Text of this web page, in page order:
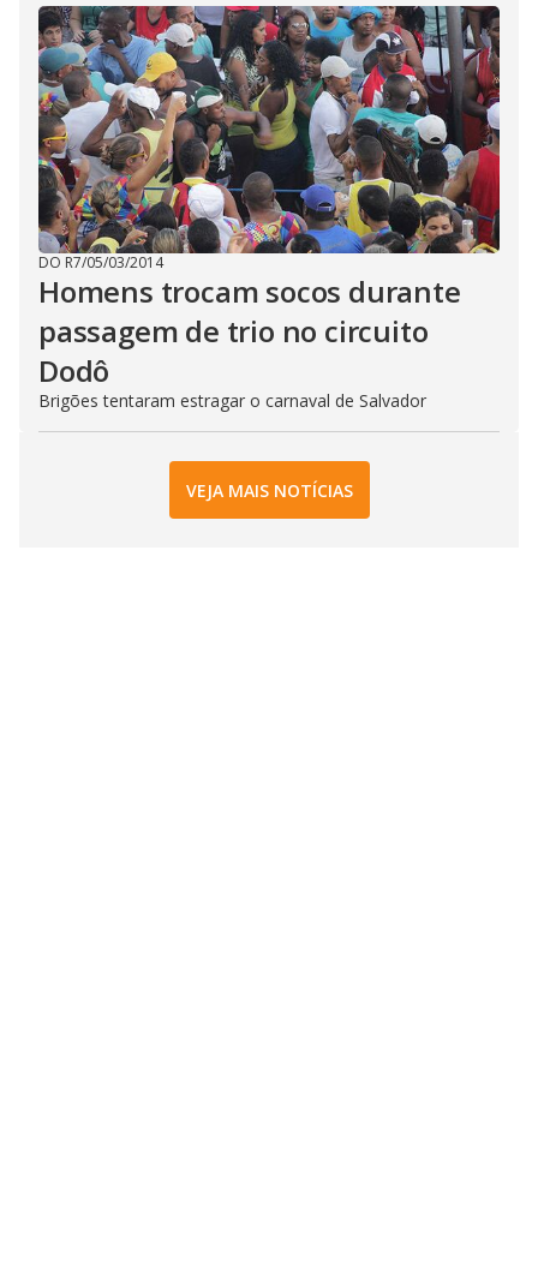
DO R7/05/03/2014
Homens trocam socos durante
passagem de trio no circuito
Dodô
Brigões tentaram estragar o carnaval de Salvador
VEJA MAIS NOTÍCIAS